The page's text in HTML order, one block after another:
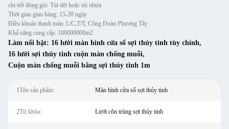
chi tiết đóng gói: Túi dệt hoặc túi nhựa
Thời gian giao hàng: 15-20 ngày
Điều khoản thanh toán: L/C,T/T, Công Đoàn Phương Tây
Khả năng cung cấp: 100000000m2
Làm nổi bật: 16 lưới màn hình cửa sổ sợi thủy tinh tùy chỉnh,
16 lưới sợi thủy tinh cuộn màn chống muỗi,
Cuộn màn chống muỗi bằng sợi thủy tinh 1m
1Tên sản phẩm: Màn hình cửa sổ sợi thủy tinh
2Từ khóa: Lưới côn trùng sợi thủy tinh